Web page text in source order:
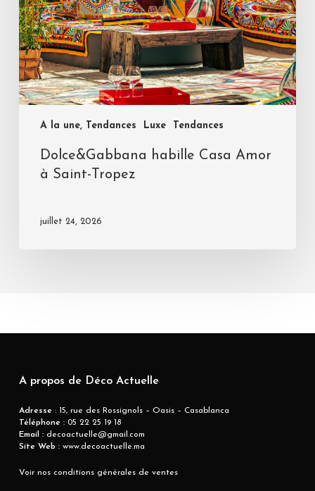
A la une, Tendances Luxe Tendances
Dolce&Gabbana habille Casa Amor
à Saint-Tropez
juillet 24, 2026
A propos de Déco Actuelle
Adresse : 15, rue des Rossignols – Oasis – Casablanca
Téléphone :05 22 25 19 18
Email :decoactuelle@gmail.com
Site Web :www.decoactuelle.ma
Voir nos conditions générales de ventes